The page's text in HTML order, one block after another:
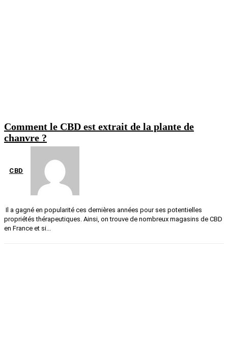
Comment le CBD est extrait de la plante de
chanvre ?
CBD
Il a gagné en popularité ces dernières années pour ses potentielles
propriétés thérapeutiques. Ainsi, on trouve de nombreux magasins de CBD
en France et si...